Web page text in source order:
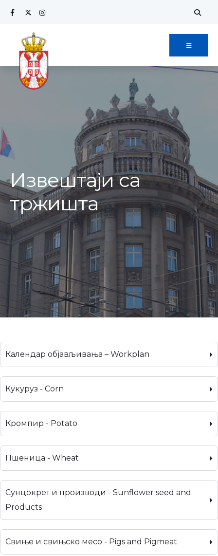
Извештаји са
тржишта
Календар објављивања – Workplan
Кукуруз - Corn
Кромпир - Potato
Пшеница - Wheat
Сунцокрет и производи - Sunflower seed and
Products
Свиње и свињско месо - Pigs and Pigmeat